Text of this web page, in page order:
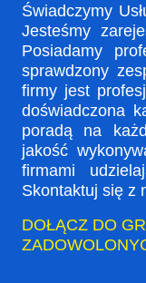
Świadczymy
Jesteśmy
Posiadamy
sprawdzony
firmy jest
doświadczona
poradą na
jakość
firmami
Skontaktuj się z
DOŁĄCZ DO